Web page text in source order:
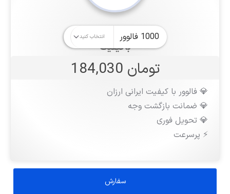
باکیفیت
تومان 184,030
💎 فالوور با کیفیت ایرانی ارزان
💎 ضمانت بازگشت وجه
💎 تحویل فوری
⚡️ پرسرعت